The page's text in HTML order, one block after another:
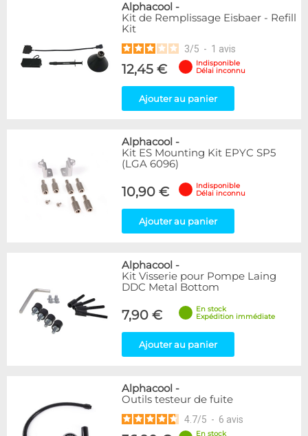
Alphacool -
Kit de Remplissage Eisbaer - Refill
Kit
3/5 - 1 avis
12,45 €
Indisponible
Délai inconnu
Ajouter au panier
Alphacool -
Kit ES Mounting Kit EPYC SP5
(LGA 6096)
10,90 €
Indisponible
Délai inconnu
Ajouter au panier
Alphacool -
Kit Visserie pour Pompe Laing
DDC Metal Bottom
7,90 €
En stock
Expédition immédiate
Ajouter au panier
Alphacool -
Outils testeur de fuite
4.7/5 - 6 avis
En stock